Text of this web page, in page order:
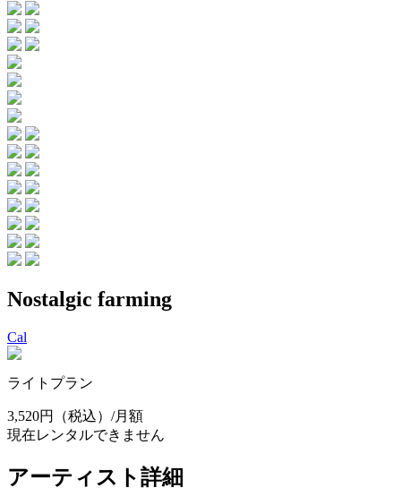
Nostalgic farming
Cal
ライトプラン
3,520円
（税込）/月額
現在レンタルできません
アーティスト詳細